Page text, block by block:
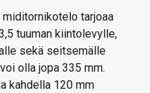
tarjoaa
tuuman kiintolevylle,
sekä seitsemälle
olla jopa 335 mm.
kahdella 120 mm